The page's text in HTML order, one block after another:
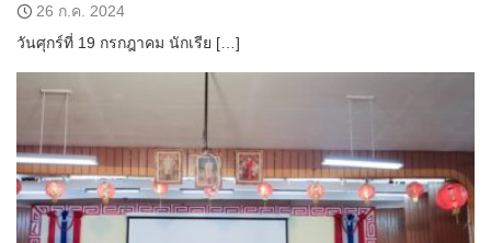
26 ก.ค. 2024
วันศุกร์ที่ 19 กรกฎาคม นักเรีย […]